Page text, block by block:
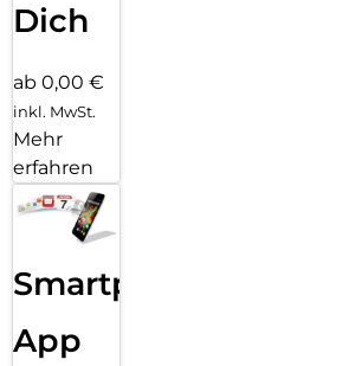
Dich
ab 0,00 €
inkl. MwSt.
Mehr
erfahren
Smartphone
App